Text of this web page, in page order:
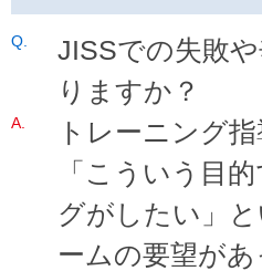
JISSでの失敗
りますか？
トレーニング
「こういう目
グがしたい」
ームの要望が